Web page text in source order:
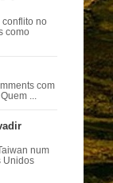
no
como
com
...
num
Unidos